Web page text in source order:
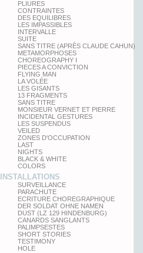
PLIURES
CONTRAINTES
DES EQUILIBRES
LES IMPASSIBLES
INTERVALLE
SUITE
SANS TITRE (APRÈS CLAUDE CAHUN)
METAMORPHOSES
CHOREOGRAPHY I
PIECES A CONVICTION
FLYING MAN
LA VOLÉE
LES GISANTS
13 FRAGMENTS
SANS TITRE
MONSIEUR VERNET ET PIERRE
INCIDENTAL GESTURES
LES SUSPENDUS
VEILED
ZONES D'OCCUPATION
LAST
NIGHTS
BLACK & WHITE
COLORS
INSTALLATIONS
SURVEILLANCE
PARACHUTE
ECRITURE CHOREGRAPHIQUE
DER SOLDAT OHNE NAMEN
DUST (LZ 129 HINDENBURG)
CANARDS SANGLANTS
PALIMPSESTES
SHORT STORIES
TESTIMONY
HOLE